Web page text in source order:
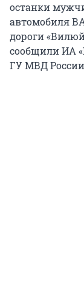
останки
автомобиля
дороги
сообщили ИА
ГУ МВД России